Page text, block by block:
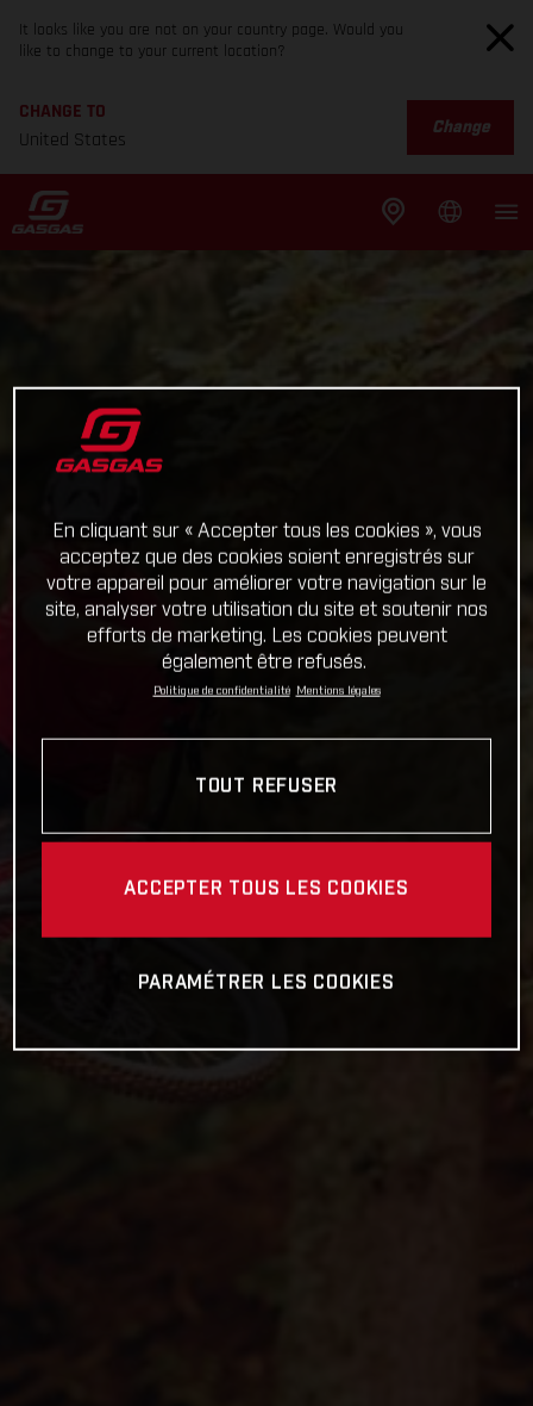
It looks like you are not on your country page. Would you
like to change to your current location?
CHANGE TO
United States
Change
En cliquant sur « Accepter tous les cookies », vous
acceptez que des cookies soient enregistrés sur
votre appareil pour améliorer votre navigation sur le
site, analyser votre utilisation du site et soutenir nos
efforts de marketing. Les cookies peuvent
également être refusés.
Politique de confidentialité Mentions légales
TOUT REFUSER
ACCEPTER TOUS LES COOKIES
PARAMÉTRER LES COOKIES